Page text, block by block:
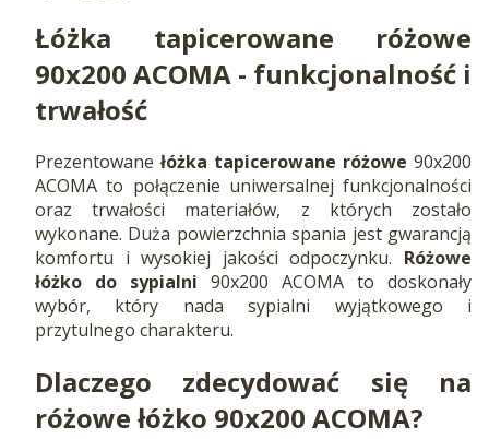
Łóżka tapicerowane różowe
90x200 ACOMA - funkcjonalność i
trwałość
Prezentowane łóżka tapicerowane różowe 90x200
ACOMA to połączenie uniwersalnej funkcjonalności
oraz trwałości materiałów, z których zostało
wykonane. Duża powierzchnia spania jest gwarancją
komfortu i wysokiej jakości odpoczynku. Różowe
łóżko do sypialni 90x200 ACOMA to doskonały
wybór, który nada sypialni wyjątkowego i
przytulnego charakteru.
Dlaczego zdecydować się na
różowe łóżko 90x200 ACOMA?